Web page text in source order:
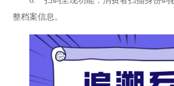
整档案信息。